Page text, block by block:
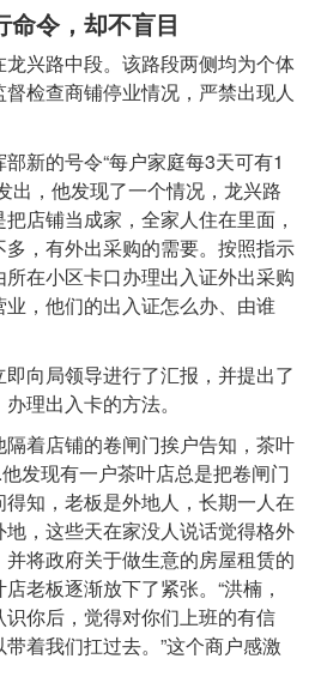
命令，却不盲目
兴路中段。该路段两侧均为个体
检查商铺停业情况，严禁出现人
新的号令“每户家庭每3天可有1
出，他发现了一个情况，龙兴路
店铺当成家，全家人住在里面，
，有外出采购的需要。按照指示
在小区卡口办理出入证外出采购
，他们的出入证怎么办、由谁
向局领导进行了汇报，并提出了
理出入卡的方法。
着店铺的卷闸门挨户告知，茶叶
发现有一户茶叶店总是把卷闸门
知，老板是外地人，长期一人在
，这些天在家没人说话觉得格外
将政府关于做生意的房屋租赁的
老板逐渐放下了紧张。“洪楠，
你后，觉得对你们上班的有信
着我们扛过去。”这个商户感激